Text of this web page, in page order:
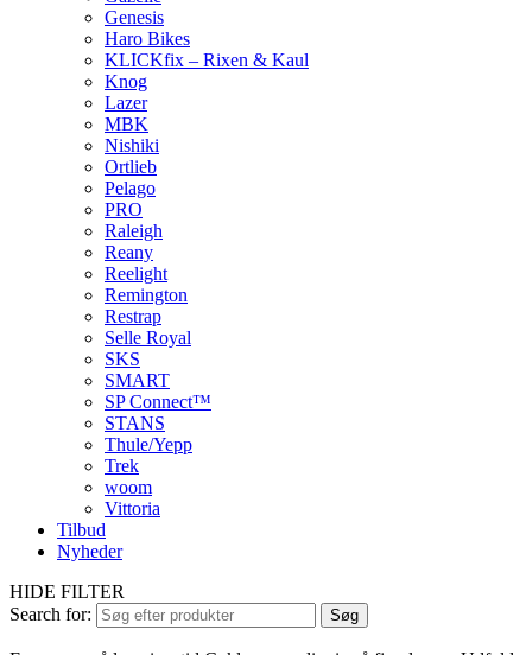
Genesis
Haro Bikes
KLICKfix – Rixen & Kaul
Knog
Lazer
MBK
Nishiki
Ortlieb
Pelago
PRO
Raleigh
Reany
Reelight
Remington
Restrap
Selle Royal
SKS
SMART
SP Connect™
STANS
Thule/Yepp
Trek
woom
Vittoria
Tilbud
Nyheder
HIDE FILTER
Search for:
Søg